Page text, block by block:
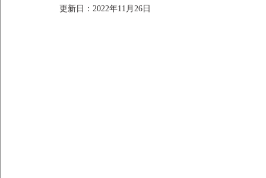
更新日： 2022年11月26日